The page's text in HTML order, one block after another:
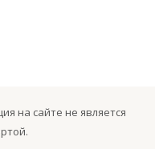
на сайте не является